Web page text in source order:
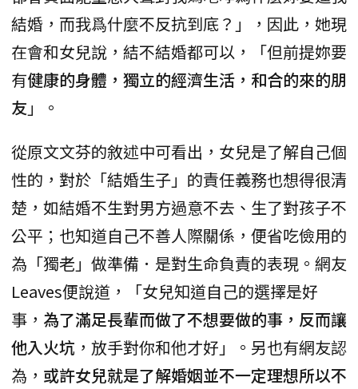
結婚，而我爲什麼不反抗到底？」，因此，她現
在會和女兒說，結不結婚都可以，「但前提妳要
有健康的身體，獨立的經濟生活，和合的來的朋
友」。
從原文文芬的敘述中可看出，女兒是了解自己個
性的，對於「結婚生子」的責任義務也想得很清
楚，如結婚不生對男方過意不去、生了對孩子不
公平；也知道自己不善人際關係，便省吃儉用的
為「獨老」做準備．是對生命負責的表現。網友
Leaves便說道，「女兒知道自己的選擇是好
事， 為了滿足長輩而做了不想要做的事，反而讓
他入火坑 ，放手對你和他才好」。另也有網友認
為， 或許女兒就是了解婚姻並不一定理想所以不